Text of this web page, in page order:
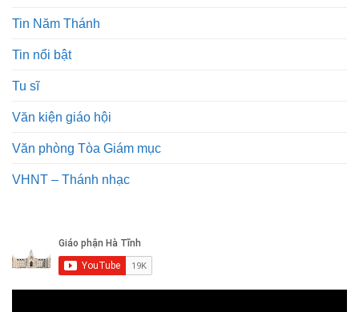
Tin Năm Thánh
Tin nổi bật
Tu sĩ
Văn kiện giáo hội
Văn phòng Tòa Giám mục
VHNT – Thánh nhạc